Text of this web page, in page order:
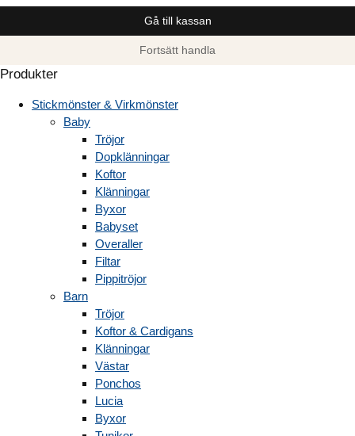
Gå till kassan
Fortsätt handla
Produkter
Stickmönster & Virkmönster
Baby
Tröjor
Dopklänningar
Koftor
Klänningar
Byxor
Babyset
Overaller
Filtar
Pippitröjor
Barn
Tröjor
Koftor & Cardigans
Klänningar
Västar
Ponchos
Lucia
Byxor